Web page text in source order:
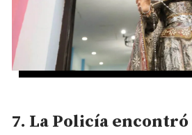
La Policía encontró